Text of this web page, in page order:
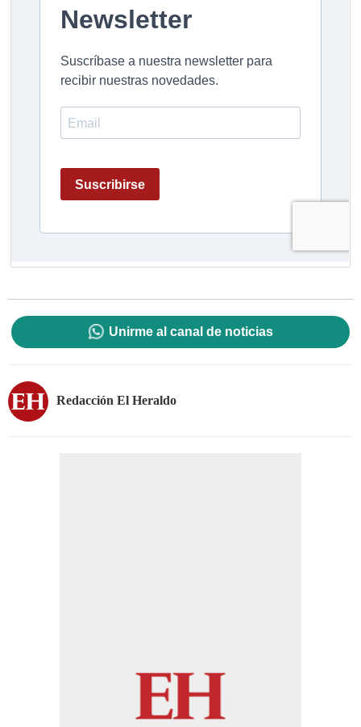
Unirme al canal de noticias
Redacción El Heraldo